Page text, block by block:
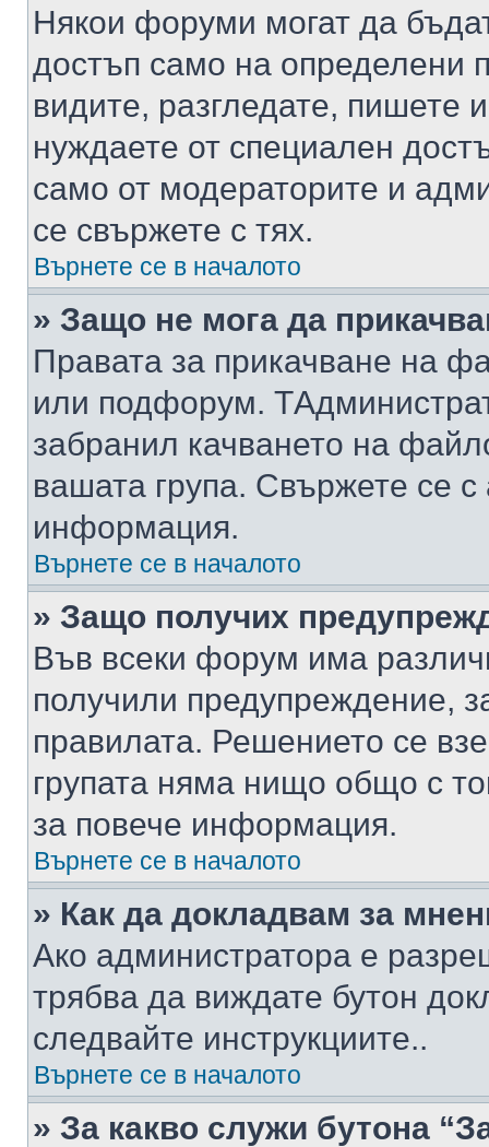
Някои форуми могат да
достъп само на определени
видите, разгледате, пишете
нуждаете от специален
само от модераторите и
се свържете с тях.
Върнете се в началото
» Защо не мога да
Правата за прикачване на
или подфорум.
забранил качването на
вашата група. Свържете се
информация.
Върнете се в началото
» Защо получих
Във всеки форум има
получили предупреждение,
правилата. Решението се
групата няма нищо общо с
за повече информация.
Върнете се в началото
» Как да докладвам за
Ако администратора е
трябва да виждате бутон
следвайте инструкциите..
Върнете се в началото
» За какво служи бутона